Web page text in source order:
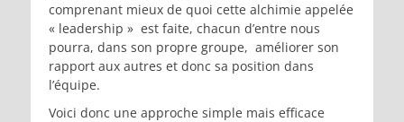
comprenant mieux de quoi cette alchimie appelée
« leadership » est faite, chacun d’entre nous
pourra, dans son propre groupe, améliorer son
rapport aux autres et donc sa position dans
l’équipe.
Voici donc une approche simple mais efficace